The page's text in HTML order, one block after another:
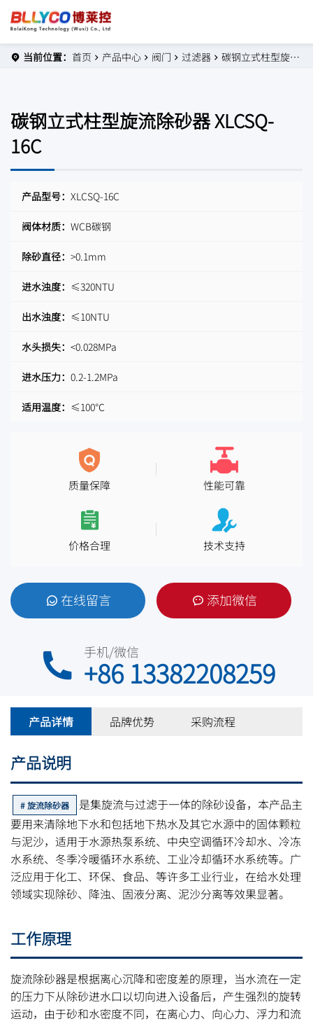
当前位置： 首页 产品中心 阀门 过滤器 碳钢立式柱型旋流除砂器 XLCSQ-16C
碳钢立式柱型旋流除砂器 XLCSQ-
16C
产品型号： XLCSQ-16C
阀体材质： WCB碳钢
除砂直径： >0.1mm
进水浊度： ≤320NTU
出水浊度： ≤10NTU
水头损失： <0.028MPa
进水压力： 0.2-1.2MPa
适用温度： ≤100℃
质量保障 性能可靠
价格合理 技术支持
在线留言 添加微信
手机/微信
+86 13382208259
产品详情 品牌优势 采购流程
产品说明
旋流除砂器
是集旋流与过滤于一体的除砂设备，本产品主
要用来清除地下水和包括地下热水及其它水源中的固体颗粒
与泥沙，适用于水源热泵系统、中央空调循环冷却水、冷冻
水系统、冬季冷暖循环水系统、工业冷却循环水系统等。广
泛应用于化工、环保、食品、等许多工业行业，在给水处理
领域实现除砂、降浊、固液分离、泥沙分离等效果显著。
工作原理
旋流除砂器是根据离心沉降和密度差的原理，当水流在一定
的压力下从除砂进水口以切向进入设备后，产生强烈的旋转
运动，由于砂和水密度不同，在离心力、向心力、浮力和流